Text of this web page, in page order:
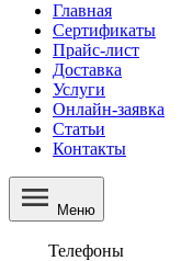
Главная
Сертификаты
Прайс-лист
Доставка
Услуги
Онлайн-заявка
Статьи
Контакты
Меню
Телефоны